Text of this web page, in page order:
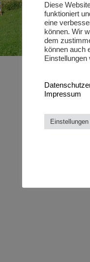
Diese
funktioniert
eine
können. Wir
dem
können auch
Einstellungen
Impressum
Einstellungen